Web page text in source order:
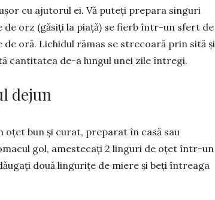
cu ajutorul ei. Vă puteți prepara singuri
de orz (găsiți la piață) se fierb într-un sfert de
oră. Lichidul rămas se strecoară prin sită și
can­ti­tatea de-a lungul unei zile întregi.
dejun
oțet bun și curat, preparat în casă sau
gol, ames­tecați 2 linguri de oțet într-un
două lingurițe de miere și beți întreaga